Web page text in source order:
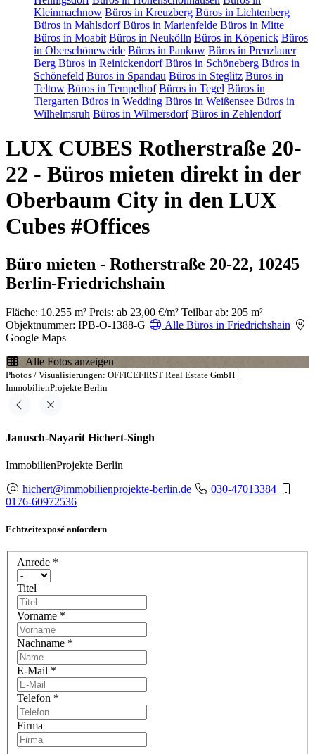
Kleinmachnow Büros in Kreuzberg Büros in Lichtenberg
Büros in Mahlsdorf Büros in Marienfelde Büros in Mitte
Büros in Moabit Büros in Neukölln Büros in Köpenick Büros
in Oberschöneweide Büros in Pankow Büros in Prenzlauer
Berg Büros in Reinickendorf Büros in Schöneberg Büros in
Schönefeld Büros in Spandau Büros in Steglitz Büros in
Teltow Büros in Tempelhof Büros in Tegel Büros in
Tiergarten Büros in Wedding Büros in Weißensee Büros in
Wilhelmsruh Büros in Wilmersdorf Büros in Zehlendorf
LUX CUBES Rotherstraße 20-
22 - Büros mieten direkt in der
Oberbaum City in den LUX
Cubes #Offices
Büro mieten - Rotherstraße 20-22, 10245
Berlin-Friedrichshain
Fläche: 10.255 m² Preis: ab 23,00 €/m² Teilbar ab: 205 m²
Objektnummer: IPB-O-1388-G
Alle Büros in Friedrichshain
Google Maps
Alle Fotos anzeigen
Photos / Visualisierungen: OFFICEFIRST Real Estate GmbH |
ImmobilienProjekte Berlin
Janusch-Nayarit Hichert-Singh
ImmobilienProjekte Berlin
hichert@immobilienprojekte-berlin.de
030-47013384
0176-60972536
Echtzeitexposé anfordern
Anrede *
Titel
Vorname *
Nachname *
E-Mail *
Telefon *
Firma